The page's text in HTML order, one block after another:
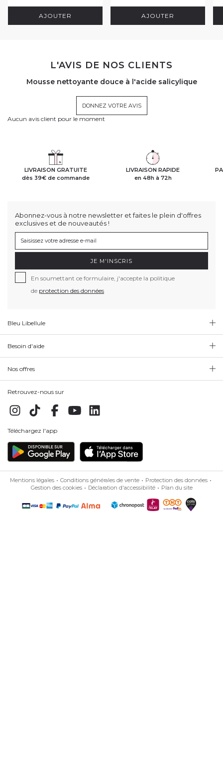
AJOUTER AJOUTER
L'AVIS DE NOS CLIENTS
Mousse nettoyante douce à l'acide salicylique
DONNEZ VOTRE AVIS
Aucun avis client pour le moment
LIVRAISON GRATUITE
dès 39€ de commande
LIVRAISON RAPIDE
en 48h à 72h
Abonnez-vous à notre newsletter et faites le plein d'offres
exclusives et de nouveautés !
JE M'INSCRIS
En soumettant ce formulaire, j'accepte la politique
de protection des données
Bleu Libellule
Besoin d'aide
Nos offres
Retrouvez-nous sur
Téléchargez l'app
Mentions légales Conditions générales de vente
Protection des données
Gestion des cookies
Déclaration d'accessibilité Plan du site